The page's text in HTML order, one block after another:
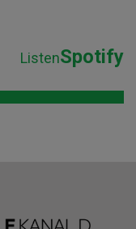
ListenSpotify